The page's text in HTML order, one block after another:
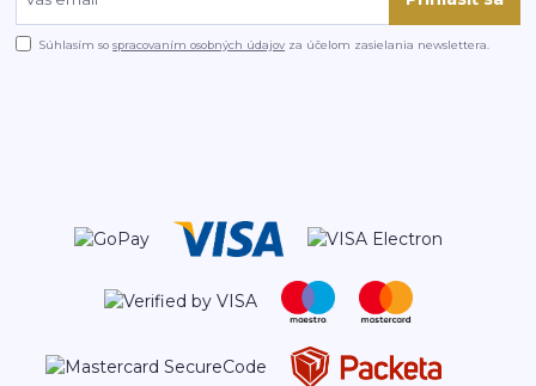
Súhlasím sospracovaním osobných údajov za účelom zasielania newslettera.